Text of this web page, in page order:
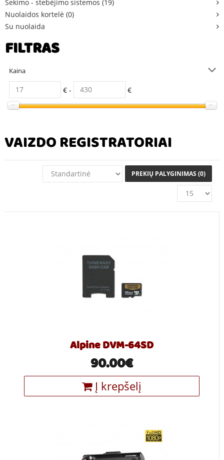
Sekimo - stebėjimo sistemos (19)
Nuolaidos kortelė (0)
Su nuolaida
FILTRAS
Kaina
€ - €
VAIZDO REGISTRATORIAI
PREKIŲ PALYGINIMAS (0)
Alpine DVM-64SD
90.00€
Į krepšelį